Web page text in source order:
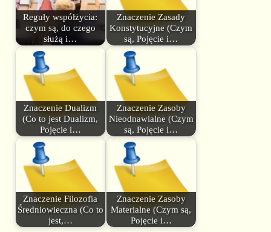
Reguły współżycia:
czym są, do czego
służą i…
Znaczenie Zasady
Konstytucyjne (Czym
są, Pojęcie i…
Znaczenie Dualizm
(Co to jest Dualizm,
Pojęcie i…
Znaczenie Zasoby
Nieodnawialne (Czym
są, Pojęcie i…
Znaczenie Filozofia
Średniowieczna (Co to
jest,…
Znaczenie Zasoby
Materialne (Czym są,
Pojęcie i…